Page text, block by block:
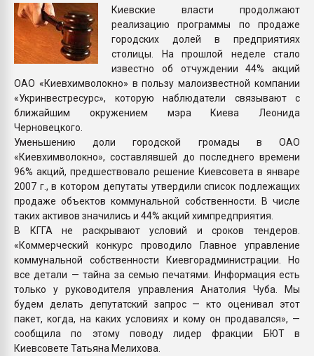
бутылок
ПЕРЕЙТИ НА
Киевские власти продолжают
реализацию программы по продаже
городских долей в предприятиях
столицы. На прошлой неделе стало
известно об отчуждении 44% акций
ОАО «Киевхимволокно» в пользу малоизвестной компании
«Укринвестресурс», которую наблюдатели связывают с
ближайшим окружением мэра Киева Леонида
Черновецкого.
Уменьшению доли городской громады в ОАО
«Киевхимволокно», составлявшей до последнего времени
96% акций, предшествовало решение Киевсовета в январе
2007 г., в котором депутаты утвердили список подлежащих
продаже объектов коммунальной собственности. В числе
таких активов значились и 44% акций химпредприятия.
В КГГА не раскрывают условий и сроков тендеров.
«Коммерческий конкурс проводило Главное управление
коммунальной собственности Киевгорадминистрации. Но
все детали — тайна за семью печатями. Информация есть
только у руководителя управления Анатолия Чуба. Мы
будем делать депутатский запрос — кто оценивал этот
пакет, когда, на каких условиях и кому он продавался», —
сообщила по этому поводу лидер фракции БЮТ в
Киевсовете Татьяна Мелихова.